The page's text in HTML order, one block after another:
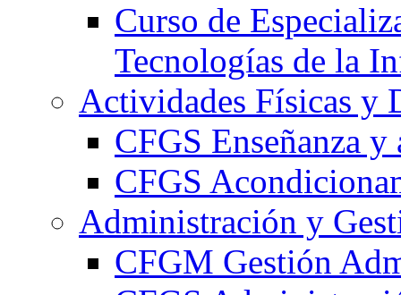
Curso de
Tecnologías de la
Actividades Físicas y
CFGS Enseñanza
CFGS
Administración y
CFGM Gestión